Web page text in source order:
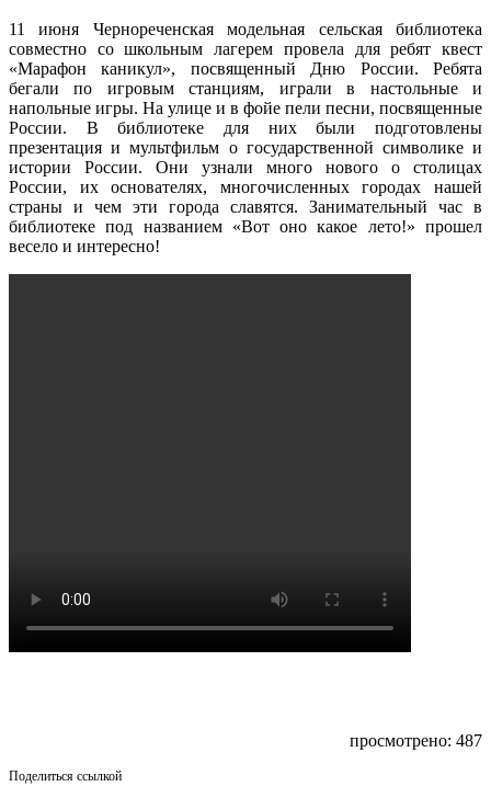
11 июня Чернореченская модельная сельская библиотека
совместно со школьным лагерем провела для ребят квест
«Марафон каникул», посвященный Дню России. Ребята
бегали по игровым станциям, играли в настольные и
напольные игры. На улице и в фойе пели песни, посвященные
России. В библиотеке для них были подготовлены
презентация и мультфильм о государственной символике и
истории России. Они узнали много нового о столицах
России, их основателях, многочисленных городах нашей
страны и чем эти города славятся. Занимательный час в
библиотеке под названием «Вот оно какое лето!» прошел
весело и интересно!
просмотрено: 487
Поделиться ссылкой